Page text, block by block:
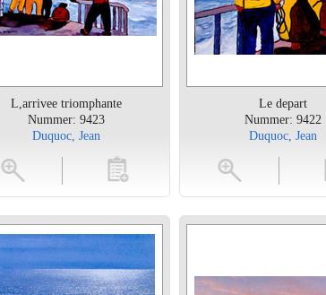
L,arrivee triomphante
Nummer: 9423
Duquoc, Jean
toevoegen
Le depart
Nummer: 9422
Duquoc, Jean
vergroten toevoegen